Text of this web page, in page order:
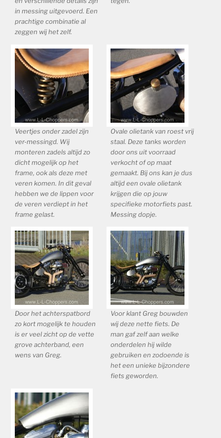
in messing uitgevoerd. Een
prachtige combinatie al
zeggen wij het zelf.
Veertjes onder zadel zijn
ver-messingd. Wij
monteren zadels altijd zo
dicht mogelijk op het
frame, ook als deze met
veren komen. In dit geval
hebben we de lippen voor
de veren verdiept in het
frame gelast.
Ovale olietank van roest vrij
staal. Deze tanks worden
door ons uit voorraad
verkocht of op maat
gemaakt. Bij ons kan je dus
altijd een ovale olietank
krijgen die op jouw
specifieke motorfiets past.
Messing dopje.
Door het achterspatbord
zo kort mogelijk te houden
is er veel zicht op de vette
grove achterband, een
wens van Greg.
Voor klant Greg bouwden
wij deze nette fiets. De
man gaf zelf aan welke
onderdelen hij wilde
gebruiken en zodoende is
het een unieke bijzondere
fiets geworden.